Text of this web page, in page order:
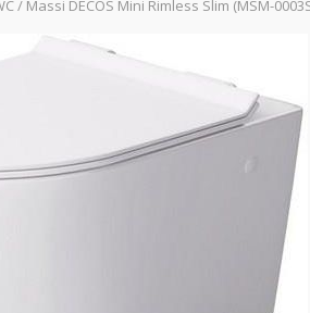
/ Massi DECOS Mini Rimless Slim (MSM-